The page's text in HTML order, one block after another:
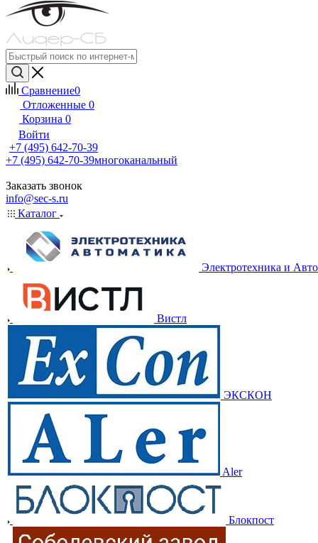
Сравнение0
Отложенные 0
Корзина 0
Войти
+7 (495) 642-70-39
+7 (495) 642-70-39многоканальный
Заказать звонок
info@sec-s.ru
Каталог
Электротехника и
Вистл
ЭКСКОН
Aler
Блокпост